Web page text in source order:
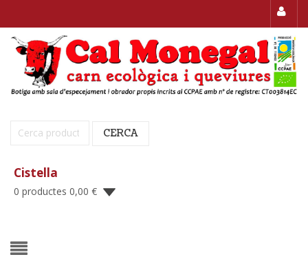
Cerca: CERCA
Cistella
0 productes 0,00 €